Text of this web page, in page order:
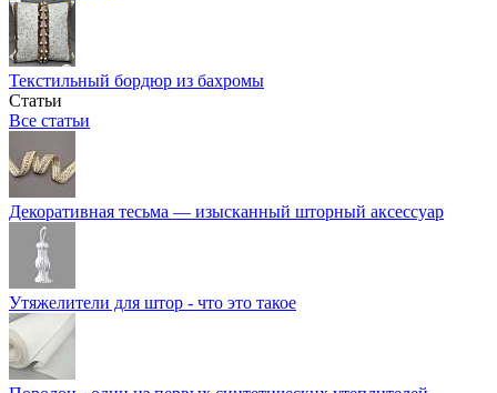
Текстильный бордюр из бахромы
Статьи
Все статьи
Декоративная тесьма — изысканный шторный аксессуар
Утяжелители для штор - что это такое